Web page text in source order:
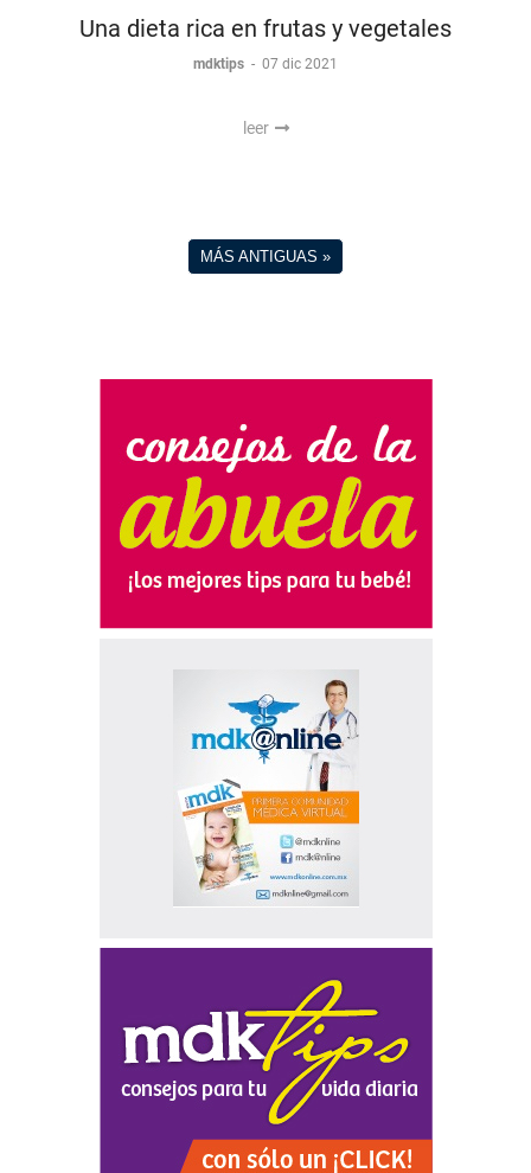
Una dieta rica en frutas y vegetales
mdktips - 07 dic 2021
leer
MÁS ANTIGUAS »